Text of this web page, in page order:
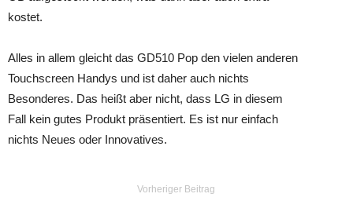
kostet.
Alles in allem gleicht das GD510 Pop den vielen anderen
Touchscreen Handys und ist daher auch nichts
Besonderes. Das heißt aber nicht, dass LG in diesem
Fall kein gutes Produkt präsentiert. Es ist nur einfach
nichts Neues oder Innovatives.
Vorheriger Beitrag